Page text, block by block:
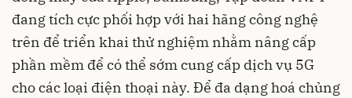
đang tích cực phối hợp với hai hãng công nghệ
trên để triển khai thử nghiệm nhằm nâng cấp
phần mềm để có thể sớm cung cấp dịch vụ 5G
cho các loại điện thoại này. Để đa dạng hoá chủng